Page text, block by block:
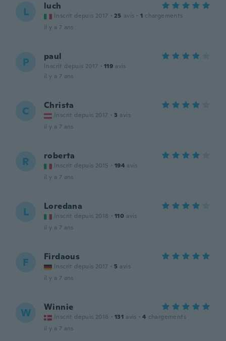
L luch
Inscrit depuis 2017 · 25 avis · 1 chargements
il y a 7 ans
P paul
Inscrit depuis 2017 · 119 avis
il y a 7 ans
C Christa
Inscrit depuis 2017 · 3 avis
il y a 7 ans
R roberta
Inscrit depuis 2015 · 194 avis
il y a 7 ans
L Loredana
Inscrit depuis 2018 · 110 avis
il y a 7 ans
F Firdaous
Inscrit depuis 2017 · 5 avis
il y a 7 ans
W Winnie
Inscrit depuis 2016 · 131 avis · 4 chargements
il y a 7 ans